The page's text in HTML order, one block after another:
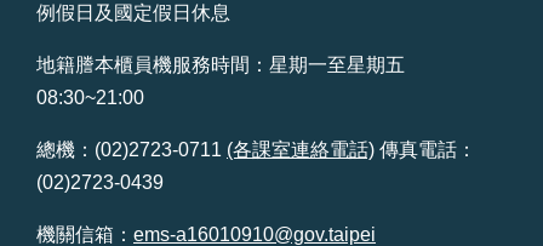
例假日及國定假日休息
地籍謄本櫃員機服務時間：星期一至星期五
08:30~21:00
總機：(02)2723-0711 (各課室連絡電話) 傳真電話：
(02)2723-0439
機關信箱： ems-a16010910@gov.taipei